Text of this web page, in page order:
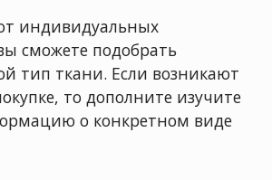
индивидуальных
сможете подобрать
тип ткани. Если возникают
то дополните изучите
о конкретном виде